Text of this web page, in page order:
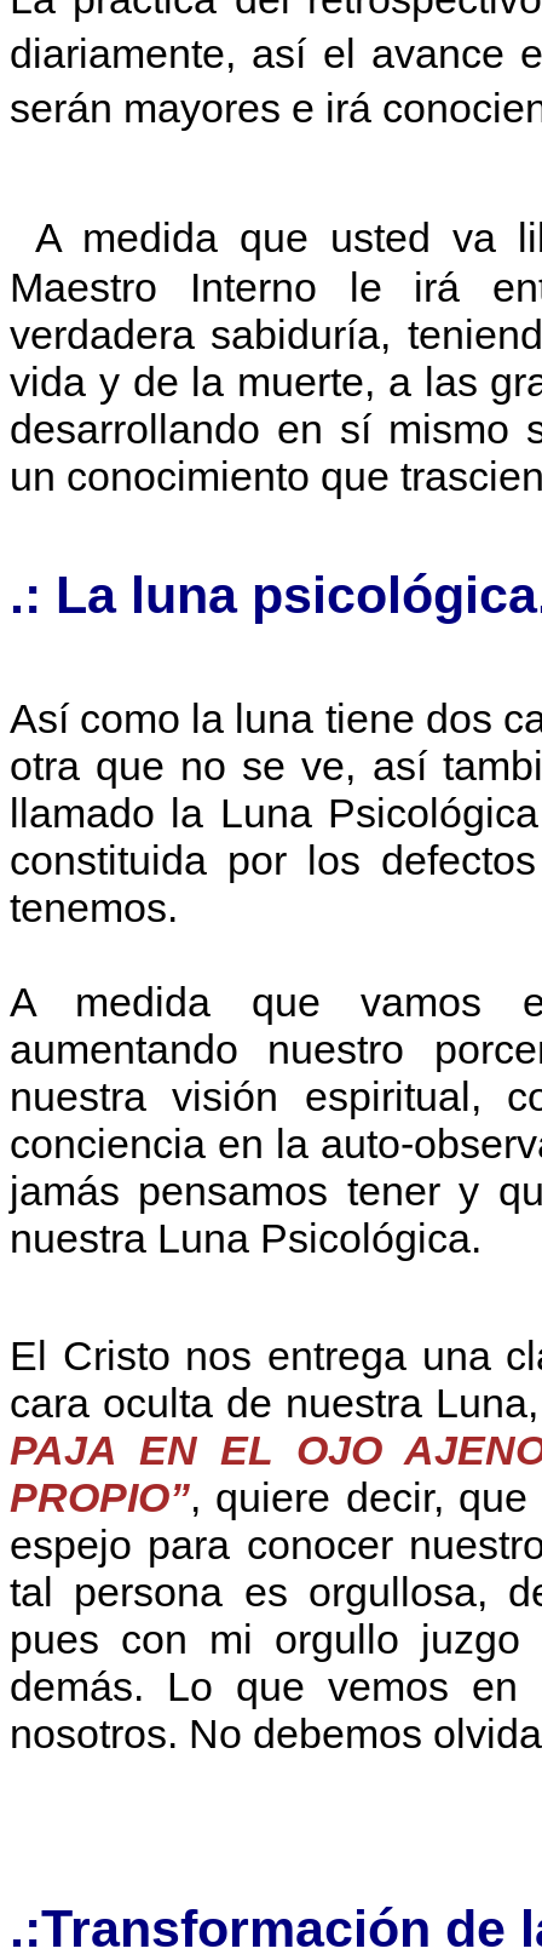
diariamente, así el avance
serán mayores e irá
A medida que usted va
Maestro Interno le irá
verdadera sabiduría,
vida y de la muerte, a las
desarrollando en sí mismo
un conocimiento que
.: La luna
Así como la luna tiene dos
otra que no se ve, así
llamado la Luna
constituida por los
tenemos.
A medida que vamos
aumentando nuestro
nuestra visión espiritual,
conciencia en la auto-
jamás pensamos tener y
nuestra Luna Psicológica.
El Cristo nos entrega una
cara oculta de nuestra
PAJA EN EL OJO
PROPIO”, quiere decir,
espejo para conocer
tal persona es orgullosa,
pues con mi orgullo
demás. Lo que vemos en
nosotros. No debemos
.:Transformación de